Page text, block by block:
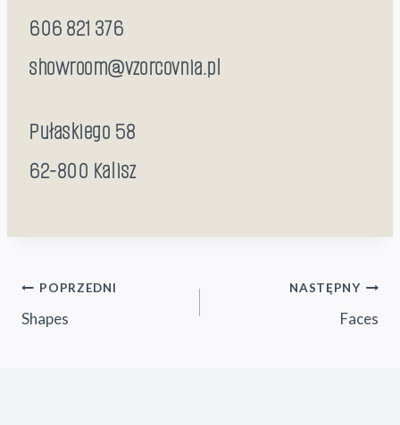
606 821 376
showroom@vzorcovnia.pl
Pułaskiego 58
62-800 Kalisz
Nawigacja
POPRZEDNI
Shapes
NASTĘPNY
Faces